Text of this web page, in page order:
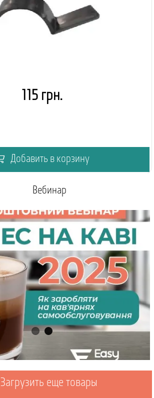
115 грн.
Добавить в корзину
Вебинар
Загрузить еще товары